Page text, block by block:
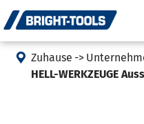
 Zuhause
HELL-WERKZEUGE